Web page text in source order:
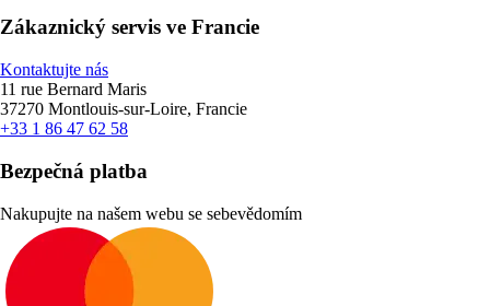
Zákaznický servis ve Francie
Kontaktujte nás
11 rue Bernard Maris
37270 Montlouis-sur-Loire, Francie
+33 1 86 47 62 58
Bezpečná platba
Nakupujte na našem webu se sebevědomím